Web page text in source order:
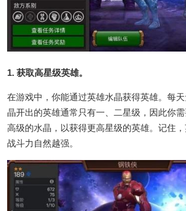
1. 获取高星级英雄。
在游戏中，你能通过英雄水晶获得英雄。每
晶开出的英雄通常只有一、二星级，因此你
高级的水晶，以获得更高星级的英雄。记住，
战斗力自然越强。